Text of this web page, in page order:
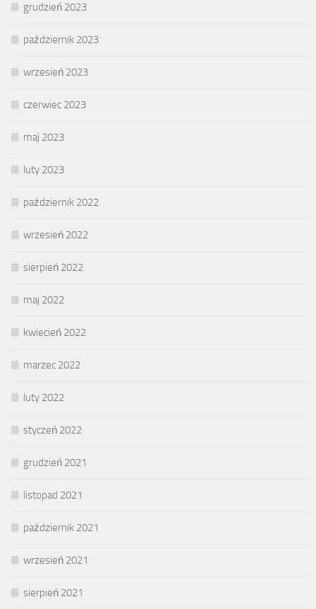
grudzień 2023
październik 2023
wrzesień 2023
czerwiec 2023
maj 2023
luty 2023
październik 2022
wrzesień 2022
sierpień 2022
maj 2022
kwiecień 2022
marzec 2022
luty 2022
styczeń 2022
grudzień 2021
listopad 2021
październik 2021
wrzesień 2021
sierpień 2021